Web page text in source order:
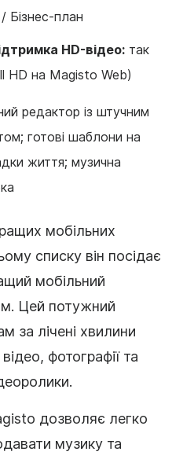
Бізнес-план
HD-відео: так
HD на Magisto Web)
редактор із штучним
готові шаблони на
життя; музична
мобільних
списку він посідає
мобільний
Цей потужний
за лічені хвилини
фотографії та
дозволяє легко
музику та